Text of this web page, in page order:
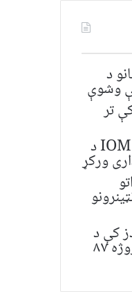
د
وشوې
تر
افغانستان کې اقلیمي بدلون؛ IOM د
ورکړ
څخه د ۲۷ کانټینرونو
کې د
۱۲ میلیونه افغانیو د ترمیم پروژه ۸۷